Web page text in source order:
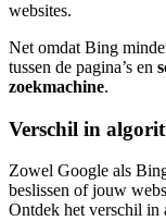
websites.
Net omdat Bing
tussen de pagina’s en
zoekmachine.
Verschil in
Zowel Google als
beslissen of jouw
Ontdek het verschil in